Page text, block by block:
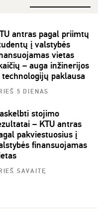
antras pagal priimtų
į valstybės
vietas
– auga inžinerijos
paklausa
5 DIENAS
stojimo
– KTU antras
pakviestuosius į
finansuojamas
SAVAITĘ